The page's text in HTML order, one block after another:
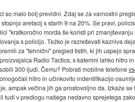
so malo bolj previdni. Zdaj se za varnostni
aretacij s starih 9 na 20%. Se pravi,
"kratkoročno morda še koristi pri
s policijo. Težko je razreševati kazniva
za "tehnični" pregled tistih, ki jih uspejo
Radio Tactics, s katerimi lahko hitro
300 ljudi. Čemu? Pobrati mobilne telefone
hitro in učinkovito indentifikacijo
ampak večina jih ga prostovoljno da. Izkaže
tudi v predlogu našega nedavno sprejetega